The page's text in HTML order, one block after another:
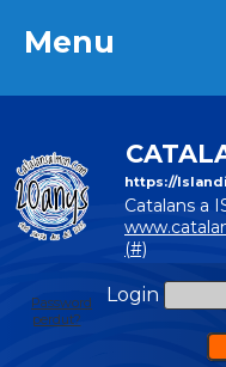
Menu
https://
Catalans a
(#)
Login
Password
perdut?
Menu